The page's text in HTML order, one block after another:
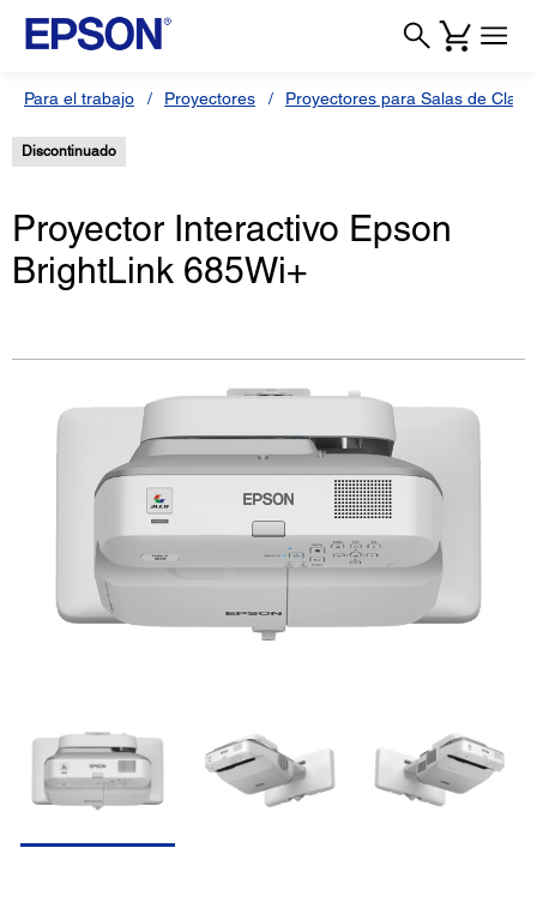
Para el trabajo Proyectores Proyectores para Salas de
Discontinuado
Proyector Interactivo Epson
BrightLink 685Wi+